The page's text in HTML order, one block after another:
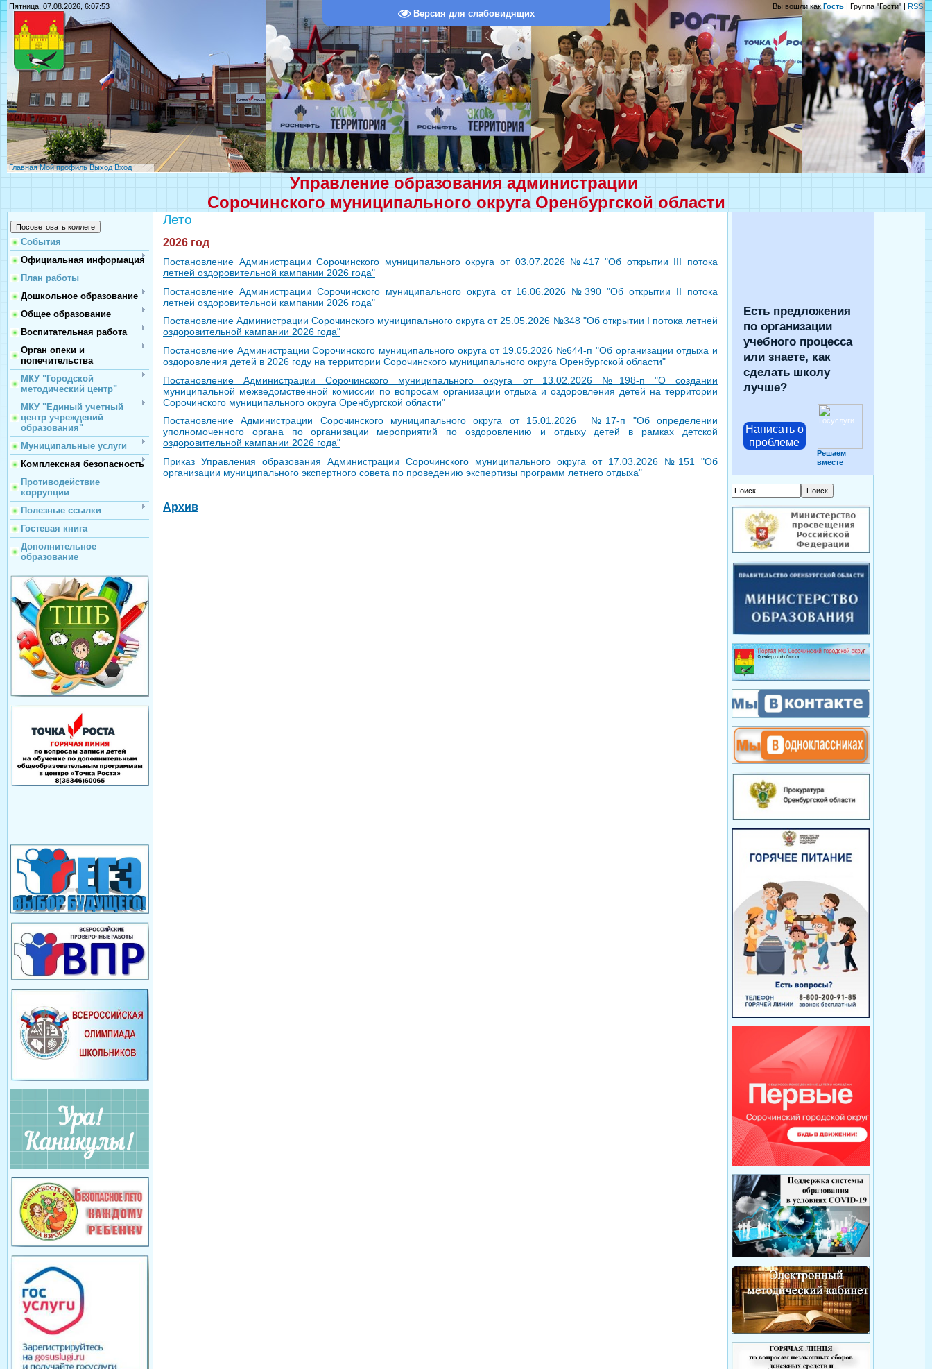
Версия для слабовидящих
Пятница, 07.08.2026, 6:07:53 Вы вошли какГость | Группа "Гости" | RSS
Главная Мой профиль Выход Вход
Управление образования администрации
Сорочинского муниципального округа Оренбургской области
События
Официальная информация
План работы
Дошкольное образование
Общее образование
Воспитательная работа
Орган опеки и
попечительства
МКУ "Городской
методический центр"
МКУ "Единый учетный
центр учреждений
образования"
Муниципальные услуги
Комплексная безопасность
Противодействие
коррупции
Полезные ссылки
Гостевая книга
Дополнительное
образование
Лето
2026 год
Постановление Администрации Сорочинского муниципального округа от 03.07.2026 №417 "Об открытии III потока
летней оздоровительной кампании 2026 года"
Постановление Администрации Сорочинского муниципального округа от 16.06.2026 №390 "Об открытии II потока
летней оздоровительной кампании 2026 года"
Постановление Администрации Сорочинского муниципального округа от 25.05.2026 №348 "Об открытии I потока летней
оздоровительной кампании 2026 года"
Постановление Администрации Сорочинского муниципального округа от 19.05.2026 №644-п "Об организации отдыха и
оздоровления детей в 2026 году на территории Сорочинского муниципального округа Оренбургской области"
Постановление Администрации Сорочинского муниципального округа от 13.02.2026 №198-п "О создании
муниципальной межведомственной комиссии по вопросам организации отдыха и оздоровления детей на территории
Сорочинского муниципального округа Оренбургской области"
Постановление Администрации Сорочинского муниципального округа от 15.01.2026 №17-п "Об определении
уполномоченного органа по организации мероприятий по оздоровлению и отдыху детей в рамках детской
оздоровительной кампании 2026 года"
Приказ Управления образования Администрации Сорочинского муниципального округа от 17.03.2026 №151 "Об
организации муниципального экспертного совета по проведению экспертизы программ летнего отдыха"
Архив
Есть предложения
по организации
учебного процесса
или знаете, как
сделать школу
лучше?
Написать о
проблеме
Решаем
вместе